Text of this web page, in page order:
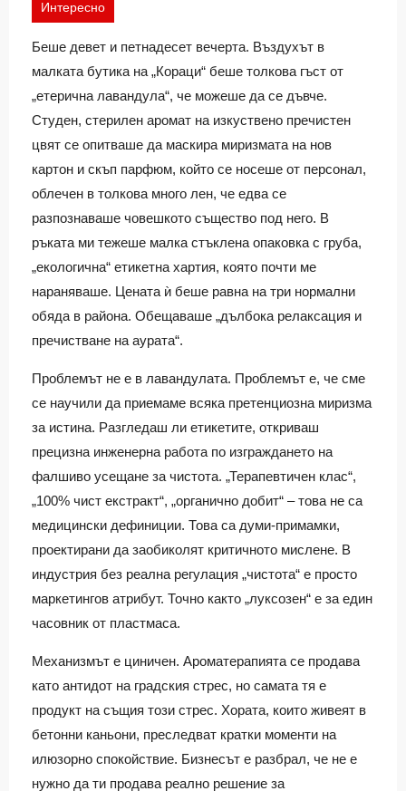
Интересно
Беше девет и петнадесет вечерта. Въздухът в
малката бутика на „Кораци“ беше толкова гъст от
„етерична лавандула“, че можеше да се дъвче.
Студен, стерилен аромат на изкуствено пречистен
цвят се опитваше да маскира миризмата на нов
картон и скъп парфюм, който се носеше от персонал,
облечен в толкова много лен, че едва се
разпознаваше човешкото същество под него. В
ръката ми тежеше малка стъклена опаковка с груба,
„екологична“ етикетна хартия, която почти ме
нараняваше. Цената ѝ беше равна на три нормални
обяда в района. Обещаваше „дълбока релаксация и
пречистване на аурата“.
Проблемът не е в лавандулата. Проблемът е, че сме
се научили да приемаме всяка претенциозна миризма
за истина. Разгледаш ли етикетите, откриваш
прецизна инженерна работа по изграждането на
фалшиво усещане за чистота. „Терапевтичен клас“,
„100% чист екстракт“, „органично добит“ – това не са
медицински дефиниции. Това са думи-примамки,
проектирани да заобиколят критичното мислене. В
индустрия без реална регулация „чистота“ е просто
маркетингов атрибут. Точно както „луксозен“ е за един
часовник от пластмаса.
Механизмът е циничен. Ароматерапията се продава
като антидот на градския стрес, но самата тя е
продукт на същия този стрес. Хората, които живеят в
бетонни каньони, преследват кратки моменти на
илюзорно спокойствие. Бизнесът е разбрал, че не е
нужно да ти продава реално решение за